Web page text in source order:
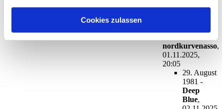
Cookies zulassen
buschi,01.11.2025,
nordkurvenasso,
01.11.2025,
20:05
29. August
1981 -
Deep
Blue,